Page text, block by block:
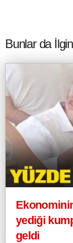
Bunlar da
yediği
geldi